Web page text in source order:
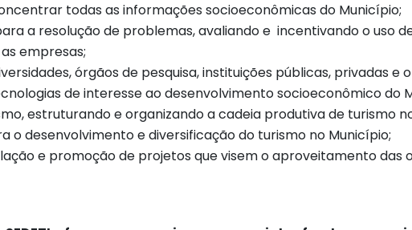
todas as informações socioeconômicas do Município;
a resolução de problemas, avaliando e incentivando o uso
empresas;
órgãos de pesquisa, instituições públicas, privadas
de interesse ao desenvolvimento socioeconômico do
estruturando e organizando a cadeia produtiva de turismo
o desenvolvimento e diversificação do turismo no Município;
e promoção de projetos que visem o aproveitamento